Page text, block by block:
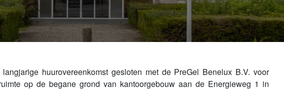
huurovereenkomst gesloten met de PreGel Benelux B.V. voor
op de begane grond van kantoorgebouw aan de Energieweg 1 in